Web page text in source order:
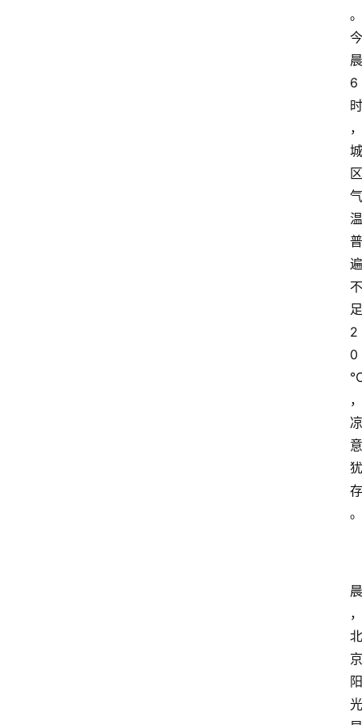
。
今
晨
6
时
，
城
区
气
温
普
遍
不
足
2
0
，
凉
意
犹
存
。
晨
，
北
京
阳
光